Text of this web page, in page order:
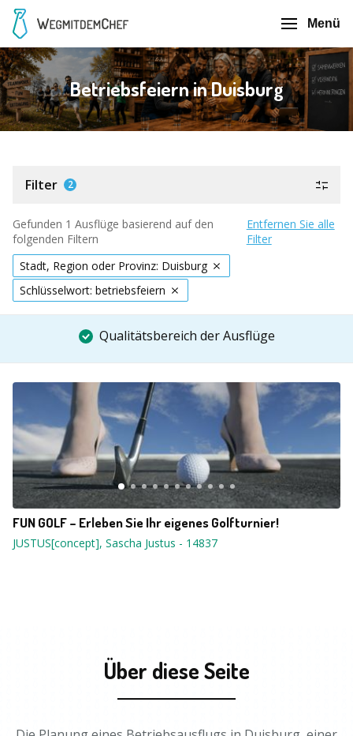
Menü
Betriebsfeiern in Duisburg
Filter 2
Gefunden 1 Ausflüge basierend auf den
folgenden Filtern
Entfernen Sie alle
Filter
Stadt, Region oder Provinz: Duisburg
Schlüsselwort: betriebsfeiern
Qualitätsbereich der Ausflüge
FUN GOLF – Erleben Sie Ihr eigenes Golfturnier!
JUSTUS[concept], Sascha Justus - 14837
Über diese Seite